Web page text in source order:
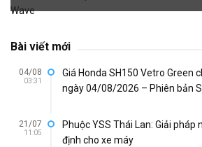
Bài viết mới
04/08
03:31
Giá Honda SH150 Vetro Green
ngày 04/08/2026 – Phiên bản
21/07
11:05
Phuộc YSS Thái Lan: Giải pháp
định cho xe máy